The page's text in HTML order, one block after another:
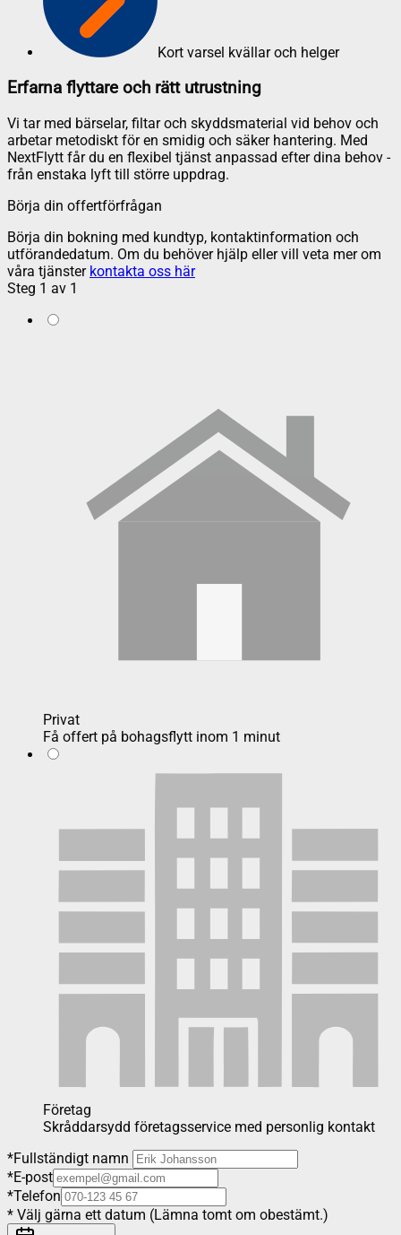
Kort varsel kvällar och helger
Erfarna flyttare och rätt utrustning
Vi tar med bärselar, filtar och skyddsmaterial vid behov och
arbetar metodiskt för en smidig och säker hantering. Med
NextFlytt får du en flexibel tjänst anpassad efter dina behov -
från enstaka lyft till större uppdrag.
Börja din offertförfrågan
Börja din bokning med kundtyp, kontaktinformation och
utförandedatum. Om du behöver hjälp eller vill veta mer om
våra tjänster kontakta oss här
Steg 1 av 1
Privat
Få offert på bohagsflytt inom 1 minut
Företag
Skråddarsydd företagsservice med personlig kontakt
*Fullständigt namn
*E-post
*Telefon
* Välj gärna ett datum (Lämna tomt om obestämt.)